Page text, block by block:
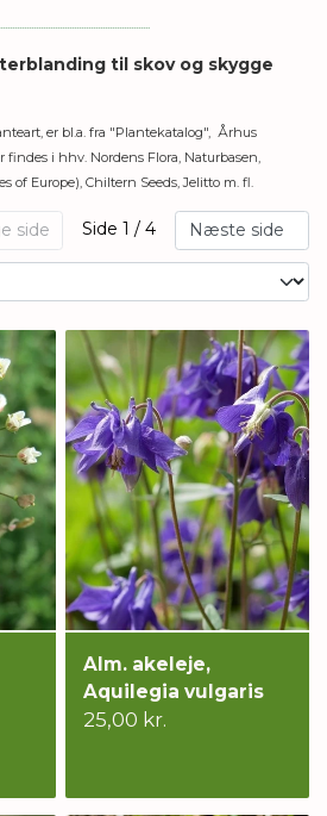
til skov og skygge
er bl.a. fra "Plantekatalog", Århus
i hhv. Nordens Flora, Naturbasen,
of Europe), Chiltern Seeds, Jelitto m. fl.
side Side 1 / 4 Næste side
Alm. akeleje,
Aquilegia vulgaris
25,00 kr.